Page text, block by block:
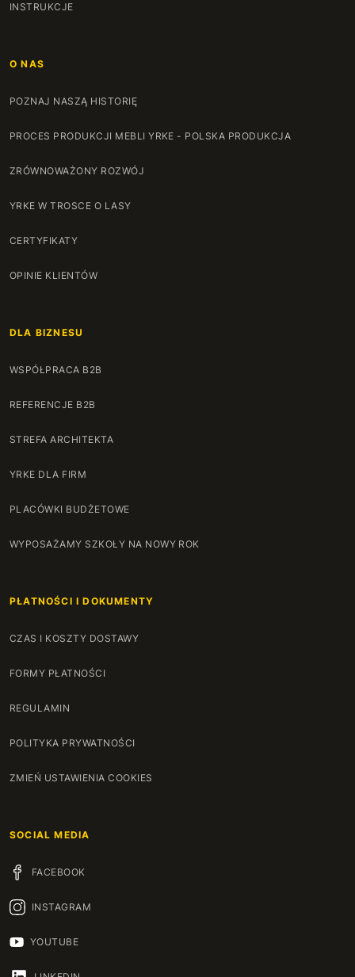
INSTRUKCJE
O NAS
POZNAJ NASZĄ HISTORIĘ
PROCES PRODUKCJI MEBLI YRKE - POLSKA PRODUKCJA
ZRÓWNOWAŻONY ROZWÓJ
YRKE W TROSCE O LASY
CERTYFIKATY
OPINIE KLIENTÓW
DLA BIZNESU
WSPÓŁPRACA B2B
REFERENCJE B2B
STREFA ARCHITEKTA
YRKE DLA FIRM
PLACÓWKI BUDŻETOWE
WYPOSAŻAMY SZKOŁY NA NOWY ROK
PŁATNOŚCI I DOKUMENTY
CZAS I KOSZTY DOSTAWY
FORMY PŁATNOŚCI
REGULAMIN
POLITYKA PRYWATNOŚCI
ZMIEŃ USTAWIENIA COOKIES
SOCIAL MEDIA
FACEBOOK
INSTAGRAM
YOUTUBE